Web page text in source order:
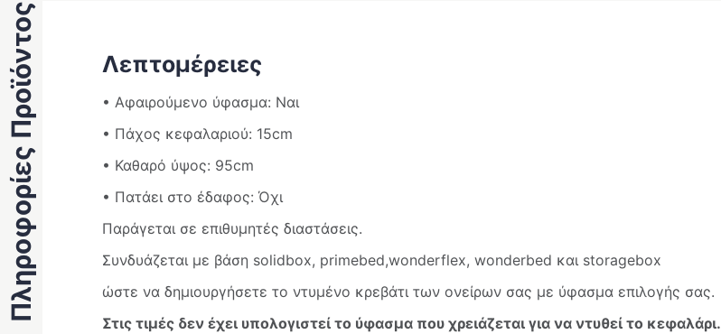
Πληροφορίες Προϊόντος Λεπτομέρειες
• Αφαιρούμενο ύφασμα: Ναι
• Πάχος κεφαλαριού: 15cm
• Καθαρό ύψος: 95cm
• Πατάει στο έδαφος: Όχι
Παράγεται σε επιθυμητές διαστάσεις.
Συνδυάζεται με βάση solidbox, primebed,wonderflex, wonderbed και storagebox
ώστε να δημιουργήσετε το ντυμένο κρεβάτι των ονείρων σας με ύφασμα επιλογής σας.
Στις τιμές δεν έχει υπολογιστεί το ύφασμα που χρειάζεται για να ντυθεί το κεφαλάρι.